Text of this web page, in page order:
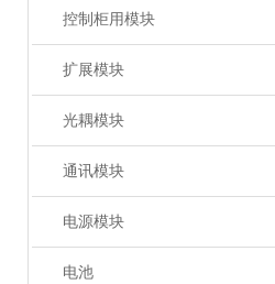
控制柜用模块
扩展模块
光耦模块
通讯模块
电源模块
电池